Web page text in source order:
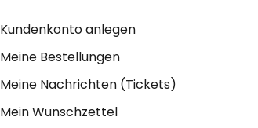
Kundenkonto anlegen
Meine Bestellungen
Meine Nachrichten (Tickets)
Mein Wunschzettel